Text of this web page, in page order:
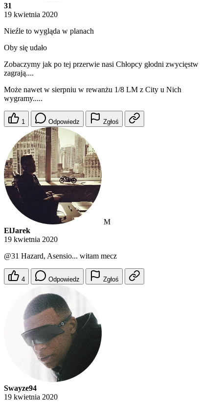
31
19 kwietnia 2020
Nieźle to wygląda w planach
Oby się udało
Zobaczymy jak po tej przerwie nasi Chłopcy głodni zwycięstw
zagrają....
Może nawet w sierpniu w rewanżu 1/8 LM z City u Nich
wygramy.....
1 Odpowiedz Zgłoś
M
ElJarek
19 kwietnia 2020
@31 Hazard, Asensio... witam mecz
4 Odpowiedz Zgłoś
Swayze94
19 kwietnia 2020